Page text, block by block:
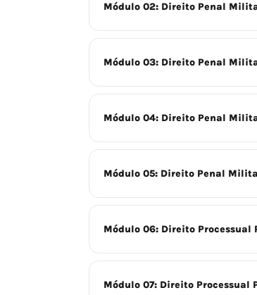
Módulo 02: Direito Penal
Módulo 03: Direito Penal
Módulo 04: Direito Penal
Módulo 05: Direito Penal
Módulo 06: Direito
Módulo 07: Direito